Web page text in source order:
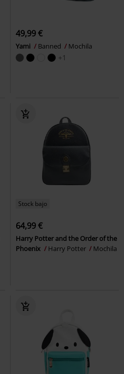
49,99 €
Yami Banned Mochila
+1
Stock bajo
64,99 €
Harry Potter and the Order of the
Phoenix
Harry Potter Mochila